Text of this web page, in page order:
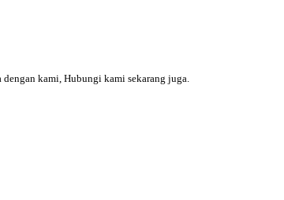
kami, Hubungi kami sekarang juga.